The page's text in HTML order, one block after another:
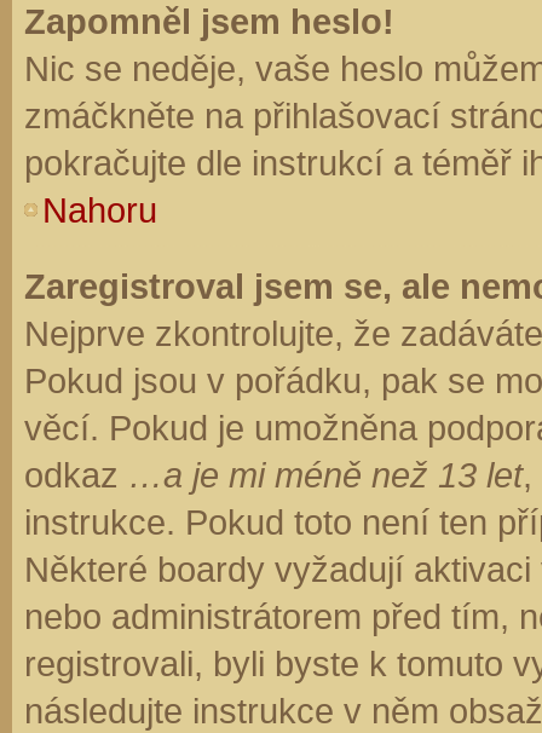
Zapomněl jsem heslo!
Nic se neděje, vaše heslo
zmáčkněte na přihlašovací
pokračujte dle instrukcí a téměř
Nahoru
Zaregistroval jsem se, ale
Nejprve zkontrolujte, že
Pokud jsou v pořádku, pak se
věcí. Pokud je umožněna
odkaz …a je mi méně než 13 let,
instrukce. Pokud toto není ten
Některé boardy vyžadují
nebo administrátorem před tím,
registrovali, byli byste k tomuto
následujte instrukce v něm